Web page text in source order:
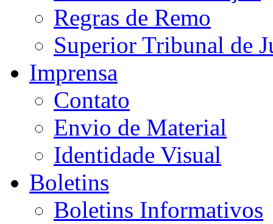
Regras de Remo
Superior Tribunal de
Imprensa
Contato
Envio de Material
Identidade Visual
Boletins
Boletins Informativos